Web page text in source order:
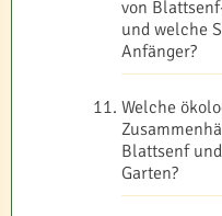
von
und welche
Anfänger?
Welche
Blattsenf
Garten?